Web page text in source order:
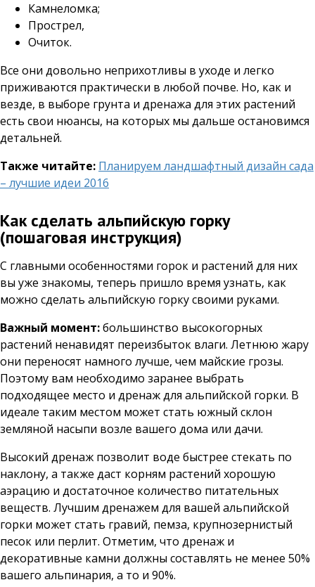
Камнеломка;
Прострел,
Очиток.
Все они довольно неприхотливы в уходе и легко
приживаются практически в любой почве. Но, как и
везде, в выборе грунта и дренажа для этих растений
есть свои нюансы, на которых мы дальше остановимся
детальней.
Также читайте: Планируем ландшафтный дизайн сада
– лучшие идеи 2016
Как сделать альпийскую горку
(пошаговая инструкция)
С главными особенностями горок и растений для них
вы уже знакомы, теперь пришло время узнать, как
можно сделать альпийскую горку своими руками.
Важный момент:большинство высокогорных
растений ненавидят переизбыток влаги. Летнюю жару
они переносят намного лучше, чем майские грозы.
Поэтому вам необходимо заранее выбрать
подходящее место и дренаж для альпийской горки. В
идеале таким местом может стать южный склон
земляной насыпи возле вашего дома или дачи.
Высокий дренаж позволит воде быстрее стекать по
наклону, а также даст корням растений хорошую
аэрацию и достаточное количество питательных
веществ. Лучшим дренажем для вашей альпийской
горки может стать гравий, пемза, крупнозернистый
песок или перлит. Отметим, что дренаж и
декоративные камни должны составлять не менее 50%
вашего альпинария, а то и 90%.